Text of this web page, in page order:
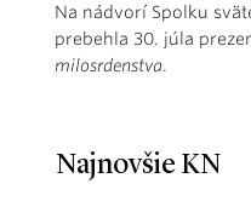
Na nádvorí Spolku
prebehla 30. júla
milosrdenstva.
Najnovšie KN